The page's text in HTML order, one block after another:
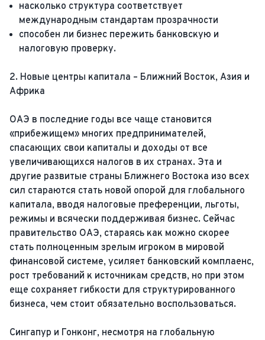
насколько структура соответствует
международным стандартам прозрачности
способен ли бизнес пережить банковскую и
налоговую проверку.
2. Новые центры капитала – Ближний Восток, Азия и
Африка
ОАЭ в последние годы все чаще становится
«прибежищем» многих предпринимателей,
спасающих свои капиталы и доходы от все
увеличивающихся налогов в их странах. Эта и
другие развитые страны Ближнего Востока изо всех
сил стараются стать новой опорой для глобального
капитала, вводя налоговые преференции, льготы,
режимы и всячески поддерживая бизнес. Сейчас
правительство ОАЭ, стараясь как можно скорее
стать полноценным зрелым игроком в мировой
финансовой системе, усиляет банковский комплаенс,
рост требований к источникам средств, но при этом
еще сохраняет гибкости для структурированного
бизнеса, чем стоит обязательно воспользоваться.
Сингапур и Гонконг, несмотря на глобальную